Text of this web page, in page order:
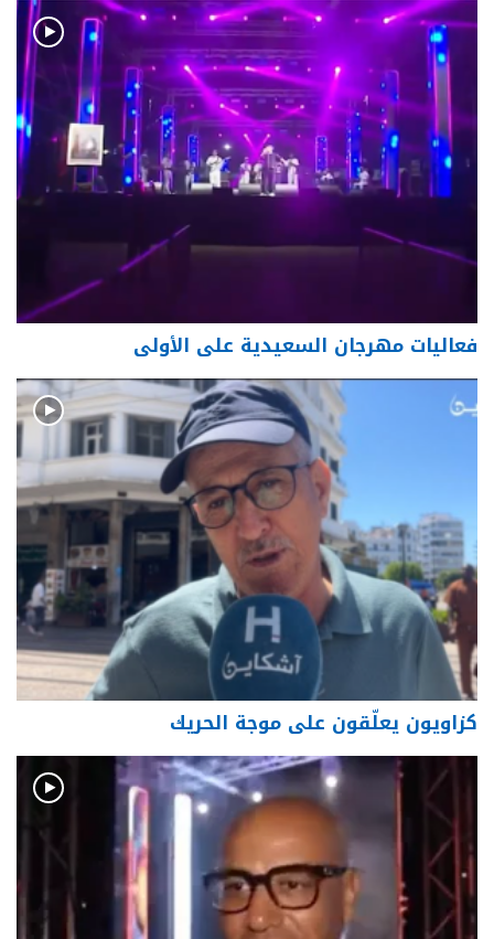
فعاليات مهرجان السعيدية على الأولى
كزاويون يعلّقون على موجة الحريك